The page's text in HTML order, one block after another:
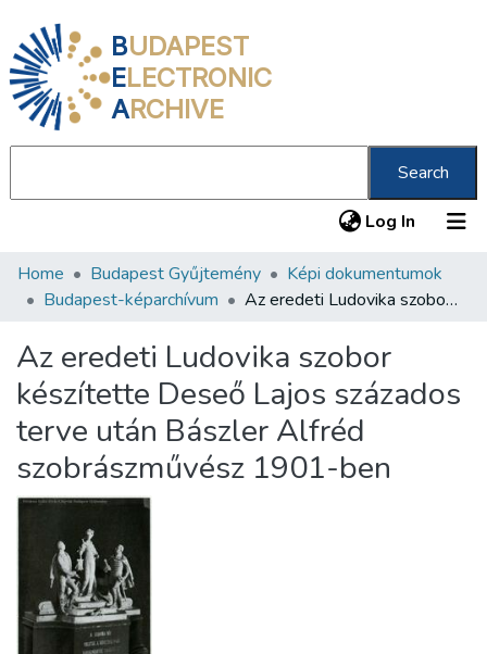
BUDAPEST
ELECTRONIC
ARCHIVE
Search
Log In (current)
Communities & Collections
Statistics
About us
Home Budapest Gyűjtemény
Képi dokumentumok
Budapest-képarchívum
Az eredeti Ludovika szobor készítette Deseő Lajos százados terve után Bászler Alfréd szobrászművész 1901-ben
Az eredeti Ludovika szobor
készítette Deseő Lajos százados
terve után Bászler Alfréd
szobrászművész 1901-ben